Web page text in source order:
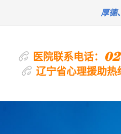
厚德
医院联系电话：
辽宁省心理援助热